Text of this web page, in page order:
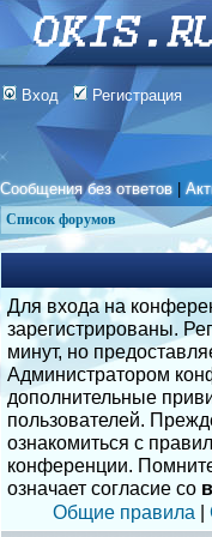
Вход Регистрация
Сообщения без ответов |
Список форумов
Для входа на
зарегистрированы.
минут, но
Администратором
дополнительные
пользователей.
ознакомиться с
конференции.
означает согласие со
Общие правила |